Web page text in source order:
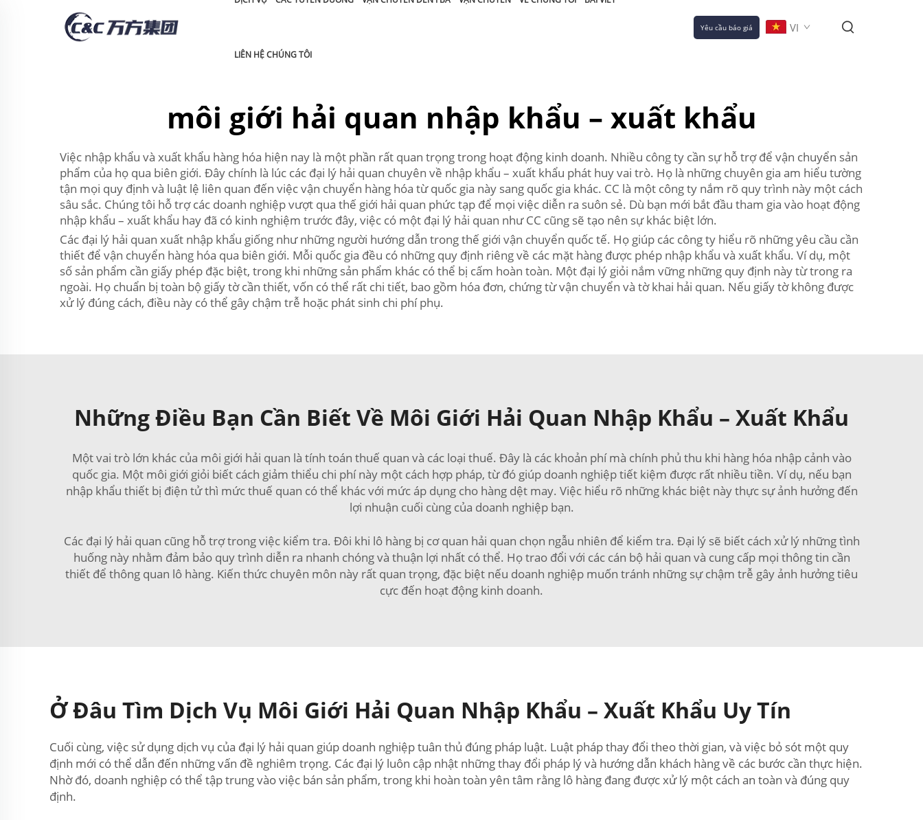
LIÊN HỆ CHÚNG TÔI
Yêu cầu báo giá VI
môi giới hải quan nhập khẩu – xuất khẩu
Việc nhập khẩu và xuất khẩu hàng hóa hiện nay là một phần rất quan trọng trong hoạt động kinh doanh. Nhiều công ty cần sự hỗ trợ để vận chuyển sản
phẩm của họ qua biên giới. Đây chính là lúc các đại lý hải quan chuyên về nhập khẩu – xuất khẩu phát huy vai trò. Họ là những chuyên gia am hiểu tường
tận mọi quy định và luật lệ liên quan đến việc vận chuyển hàng hóa từ quốc gia này sang quốc gia khác. CC là một công ty nắm rõ quy trình này một cách
sâu sắc. Chúng tôi hỗ trợ các doanh nghiệp vượt qua thế giới hải quan phức tạp để mọi việc diễn ra suôn sẻ. Dù bạn mới bắt đầu tham gia vào hoạt động
nhập khẩu – xuất khẩu hay đã có kinh nghiệm trước đây, việc có một đại lý hải quan như CC cũng sẽ tạo nên sự khác biệt lớn.
Các đại lý hải quan xuất nhập khẩu giống như những người hướng dẫn trong thế giới vận chuyển quốc tế. Họ giúp các công ty hiểu rõ những yêu cầu cần
thiết để vận chuyển hàng hóa qua biên giới. Mỗi quốc gia đều có những quy định riêng về các mặt hàng được phép nhập khẩu và xuất khẩu. Ví dụ, một
số sản phẩm cần giấy phép đặc biệt, trong khi những sản phẩm khác có thể bị cấm hoàn toàn. Một đại lý giỏi nắm vững những quy định này từ trong ra
ngoài. Họ chuẩn bị toàn bộ giấy tờ cần thiết, vốn có thể rất chi tiết, bao gồm hóa đơn, chứng từ vận chuyển và tờ khai hải quan. Nếu giấy tờ không được
xử lý đúng cách, điều này có thể gây chậm trễ hoặc phát sinh chi phí phụ.
Những Điều Bạn Cần Biết Về Môi Giới Hải Quan Nhập Khẩu – Xuất Khẩu
Một vai trò lớn khác của môi giới hải quan là tính toán thuế quan và các loại thuế. Đây là các khoản phí mà chính phủ thu khi hàng hóa nhập cảnh vào
quốc gia. Một môi giới giỏi biết cách giảm thiểu chi phí này một cách hợp pháp, từ đó giúp doanh nghiệp tiết kiệm được rất nhiều tiền. Ví dụ, nếu bạn
nhập khẩu thiết bị điện tử thì mức thuế quan có thể khác với mức áp dụng cho hàng dệt may. Việc hiểu rõ những khác biệt này thực sự ảnh hưởng đến
lợi nhuận cuối cùng của doanh nghiệp bạn.
Các đại lý hải quan cũng hỗ trợ trong việc kiểm tra. Đôi khi lô hàng bị cơ quan hải quan chọn ngẫu nhiên để kiểm tra. Đại lý sẽ biết cách xử lý những tình
huống này nhằm đảm bảo quy trình diễn ra nhanh chóng và thuận lợi nhất có thể. Họ trao đổi với các cán bộ hải quan và cung cấp mọi thông tin cần
thiết để thông quan lô hàng. Kiến thức chuyên môn này rất quan trọng, đặc biệt nếu doanh nghiệp muốn tránh những sự chậm trễ gây ảnh hưởng tiêu
cực đến hoạt động kinh doanh.
Ở Đâu Tìm Dịch Vụ Môi Giới Hải Quan Nhập Khẩu – Xuất Khẩu Uy Tín
Cuối cùng, việc sử dụng dịch vụ của đại lý hải quan giúp doanh nghiệp tuân thủ đúng pháp luật. Luật pháp thay đổi theo thời gian, và việc bỏ sót một quy
định mới có thể dẫn đến những vấn đề nghiêm trọng. Các đại lý luôn cập nhật những thay đổi pháp lý và hướng dẫn khách hàng về các bước cần thực hiện.
Nhờ đó, doanh nghiệp có thể tập trung vào việc bán sản phẩm, trong khi hoàn toàn yên tâm rằng lô hàng đang được xử lý một cách an toàn và đúng quy
định.